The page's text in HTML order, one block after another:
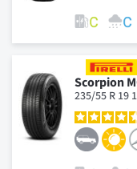
Scorpion
235/55 R 19